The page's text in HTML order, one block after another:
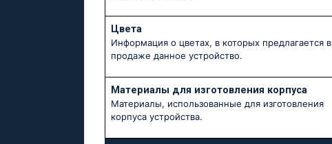
Цвета
Информация о цветах, в которых предлагается в
продаже данное устройство.
Материалы для изготовления корпуса
Материалы, использованные для изготовления
корпуса устройства.